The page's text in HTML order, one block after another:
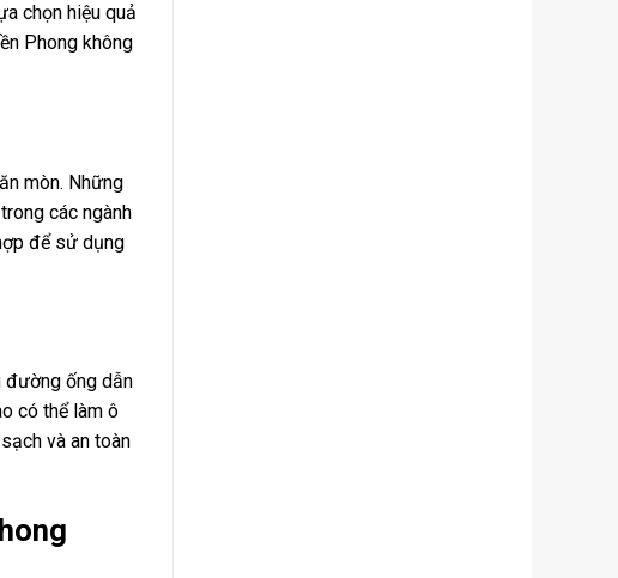
chọn hiệu quả
Phong không
mòn. Những
các ngành
để sử dụng
đường ống dẫn
có thể làm ô
và an toàn